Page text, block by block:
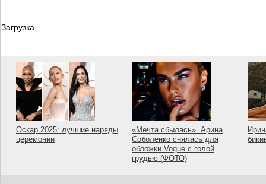
Загрузка...
Оскар 2025: лучшие наряды
церемонии
«Мечта сбылась». Арина
Соболенко снялась для
обложки Vogue с голой
грудью (ФОТО)